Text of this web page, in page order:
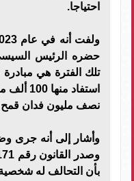
احتياجا.
حضره الرئيس
تلك الفترة هي
نصف مليون فدان قمح
وأشار إلى أنه جرى
بأن التحالف له شخصية